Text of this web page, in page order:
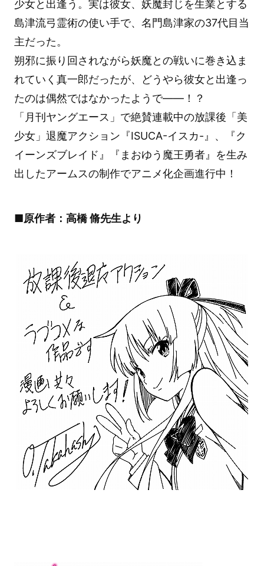
少女と出逢う。実は彼女、妖魔封じを生業とする
島津流弓霊術の使い手で、名門島津家の37代目当
主だった。
朔邪に振り回されながら妖魔との戦いに巻き込ま
れていく真一郎だったが、どうやら彼女と出逢っ
たのは偶然ではなかったようで――！？
「月刊ヤングエース」で絶賛連載中の放課後「美
少女」退魔アクション『ISUCA-イスカ-』、『ク
イーンズブレイド』『まおゆう魔王勇者』を生み
出したアームスの制作でアニメ化企画進行中！
■原作者：高橋 脩先生より